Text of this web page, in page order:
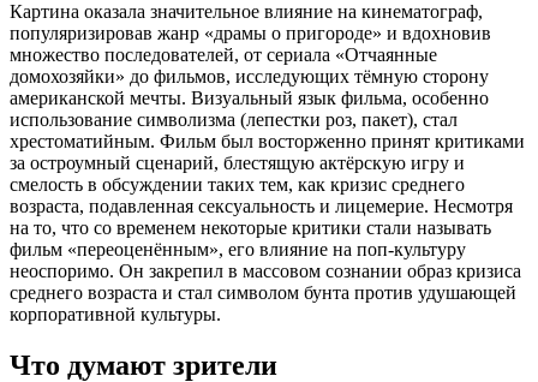
Картина оказала значительное влияние на кинематограф,
популяризировав жанр «драмы о пригороде» и вдохновив
множество последователей, от сериала «Отчаянные
домохозяйки» до фильмов, исследующих тёмную сторону
американской мечты. Визуальный язык фильма, особенно
использование символизма (лепестки роз, пакет), стал
хрестоматийным. Фильм был восторженно принят критиками
за остроумный сценарий, блестящую актёрскую игру и
смелость в обсуждении таких тем, как кризис среднего
возраста, подавленная сексуальность и лицемерие. Несмотря
на то, что со временем некоторые критики стали называть
фильм «переоценённым», его влияние на поп-культуру
неоспоримо. Он закрепил в массовом сознании образ кризиса
среднего возраста и стал символом бунта против удушающей
корпоративной культуры.
Что думают зрители